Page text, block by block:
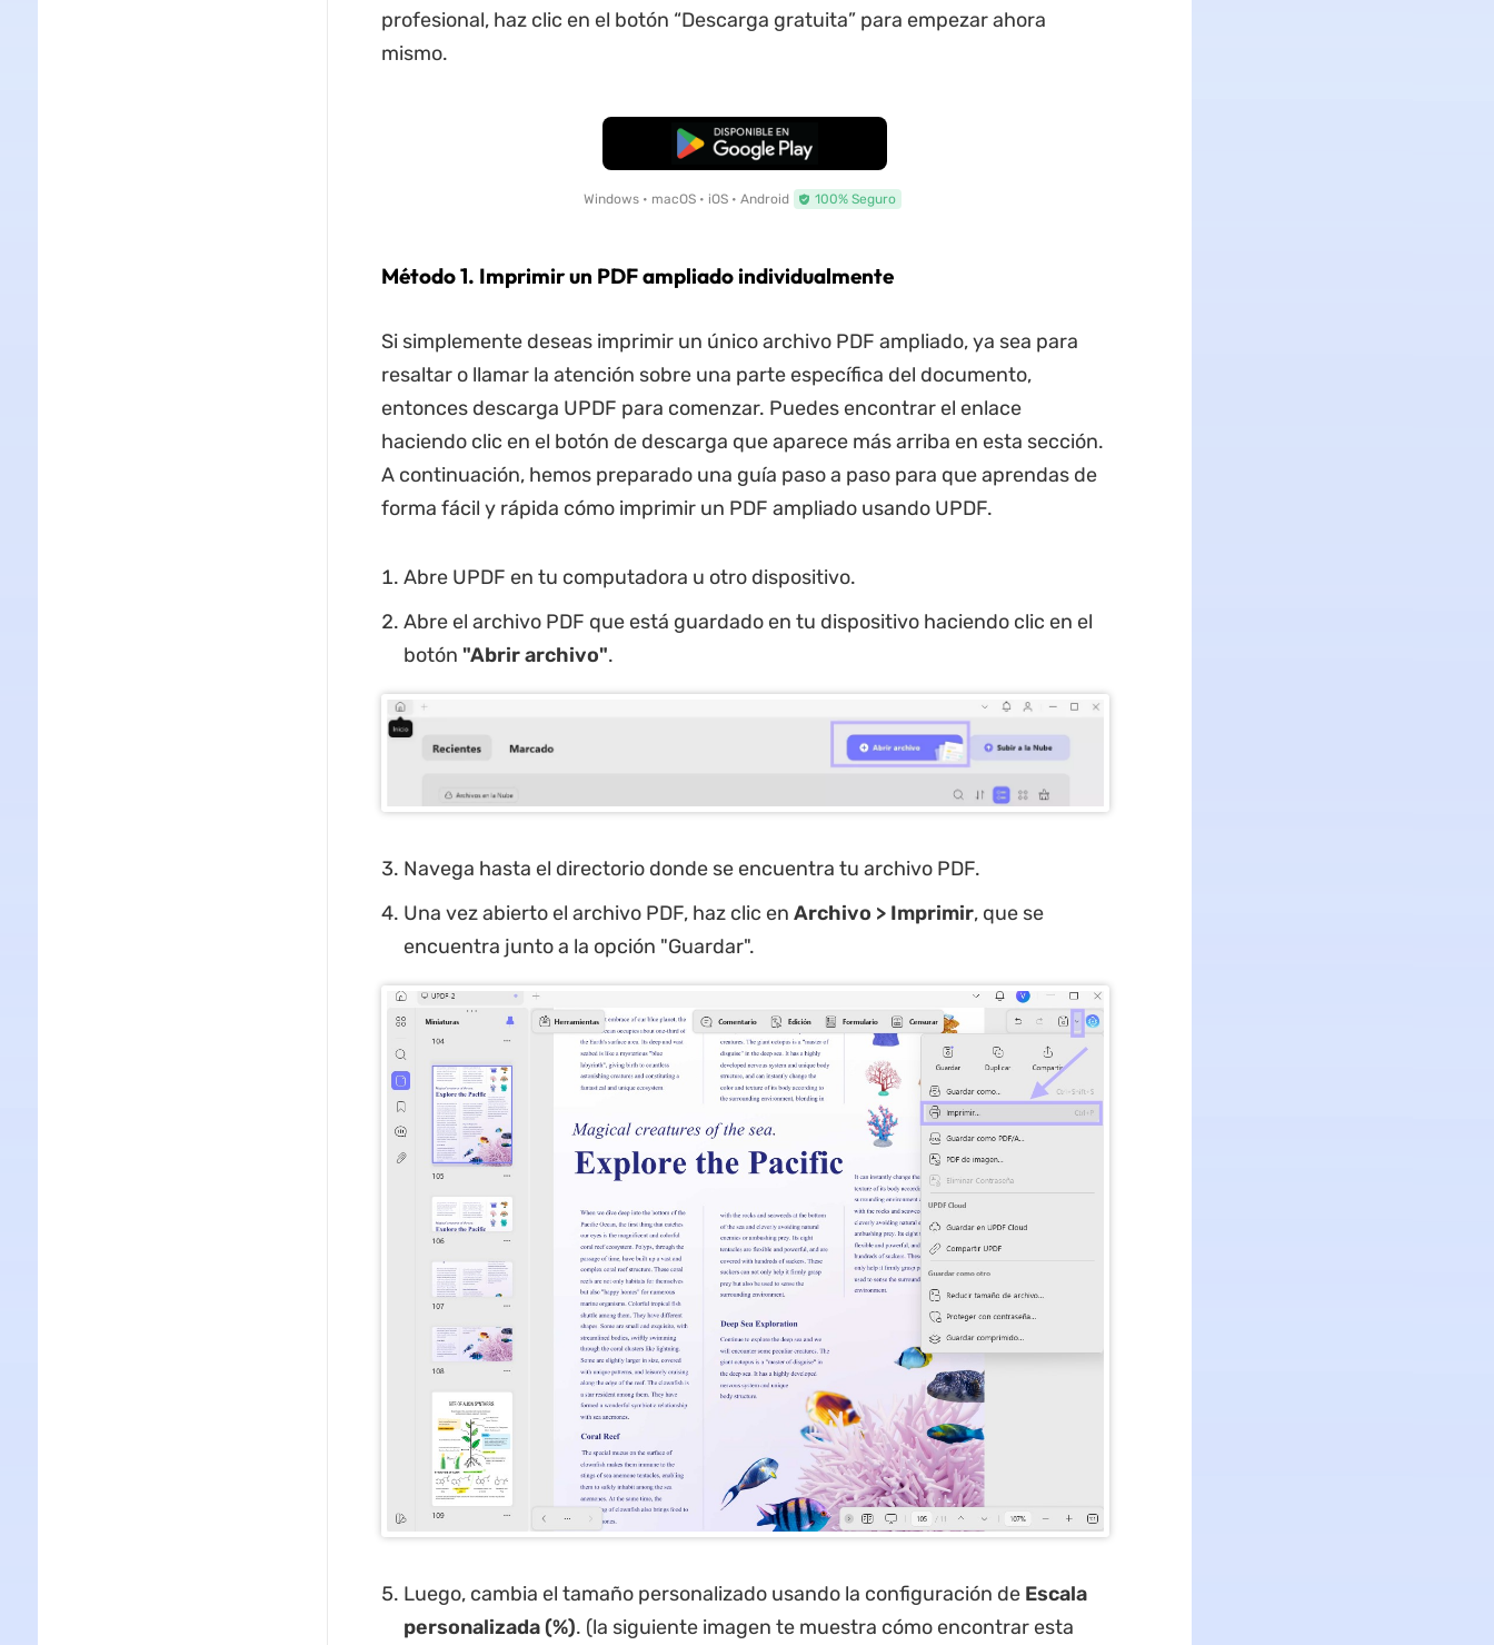
profesional, haz clic en el botón “Descarga gratuita” para empezar ahora
mismo.
Descarga Gratuita
Windows • macOS • iOS • Android 100% Seguro
Método 1. Imprimir un PDF ampliado individualmente
Si simplemente deseas imprimir un único archivo PDF ampliado, ya sea para
resaltar o llamar la atención sobre una parte específica del documento,
entonces descarga UPDF para comenzar. Puedes encontrar el enlace
haciendo clic en el botón de descarga que aparece más arriba en esta sección.
A continuación, hemos preparado una guía paso a paso para que aprendas de
forma fácil y rápida cómo imprimir un PDF ampliado usando UPDF.
Abre UPDF en tu computadora u otro dispositivo.
Abre el archivo PDF que está guardado en tu dispositivo haciendo clic en el
botón "Abrir archivo".
Navega hasta el directorio donde se encuentra tu archivo PDF.
Una vez abierto el archivo PDF, haz clic en Archivo > Imprimir, que se
encuentra junto a la opción "Guardar".
Luego, cambia el tamaño personalizado usando la configuración de Escala
personalizada (%). (la siguiente imagen te muestra cómo encontrar esta